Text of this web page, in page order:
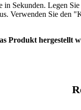
Sekunden. Legen
Verwenden Sie
Produkt hergestellt